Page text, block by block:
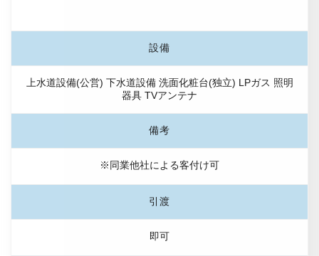
設備
上水道設備(公営) 下水道設備 洗面化粧台(独立) LPガス 照明
器具 TVアンテナ
備考
※同業他社による客付け可
引渡
即可